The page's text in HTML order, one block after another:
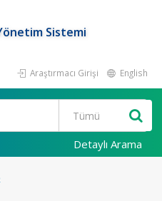
Sistemi
Araştırmacı Girişi English
Detaylı Arama